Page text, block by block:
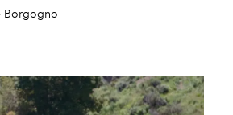
Borgogno